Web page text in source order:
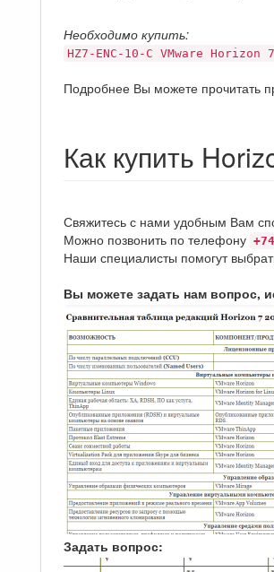
Необходимо купить:
HZ7-ENC-10-C VMware
Подробнее Вы можете прочитать
Как купить
Свяжитесь с нами удобным Вам
Можно позвонить по телефону
Наши специалисты помогут
Вы можете задать нам вопрос,
Задать вопрос: